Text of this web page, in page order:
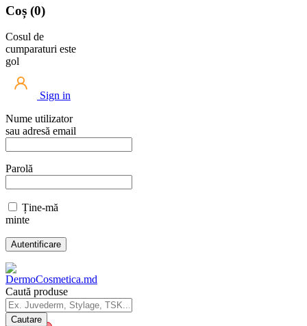
Coș (0)
Cosul de
cumparaturi este
gol
Sign in
Nume utilizator
sau adresă email
Parolă
Ține-mă
minte
Caută produse